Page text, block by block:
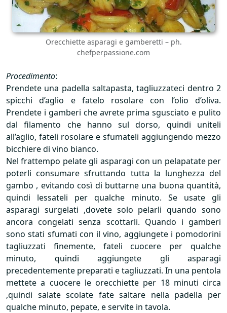
Orecchiette asparagi e gamberetti – ph.
chefperpassione.com
Procedimento:
Prendete una padella saltapasta, tagliuzzateci dentro 2
spicchi d’aglio e fatelo rosolare con l’olio d’oliva.
Prendete i gamberi che avrete prima sgusciato e pulito
dal filamento che hanno sul dorso, quindi uniteli
all’aglio, fateli rosolare e sfumateli aggiungendo mezzo
bicchiere di vino bianco.
Nel frattempo pelate gli asparagi con un pelapatate per
poterli consumare sfruttando tutta la lunghezza del
gambo , evitando così di buttarne una buona quantità,
quindi lessateli per qualche minuto. Se usate gli
asparagi surgelati ,dovete solo pelarli quando sono
ancora congelati senza scottarli. Quando i gamberi
sono stati sfumati con il vino, aggiungete i pomodorini
tagliuzzati finemente, fateli cuocere per qualche
minuto, quindi aggiungete gli asparagi
precedentemente preparati e tagliuzzati. In una pentola
mettete a cuocere le orecchiette per 18 minuti circa
,quindi salate scolate fate saltare nella padella per
qualche minuto, pepate, e servite in tavola.